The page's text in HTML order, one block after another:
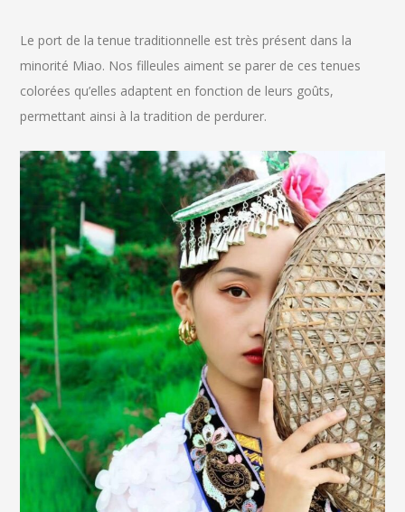
Le port de la tenue traditionnelle est très présent dans la
minorité Miao. Nos filleules aiment se parer de ces tenues
colorées qu’elles adaptent en fonction de leurs goûts,
permettant ainsi à la tradition de perdurer.